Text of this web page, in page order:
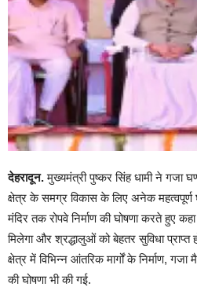
देहरादून.मुख्यमंत्री पुष्कर सिंह धामी ने गजा
क्षेत्र के समग्र विकास के लिए अनेक महत्वपूर्ण
मंदिर तक रोपवे निर्माण की घोषणा करते हुए
मिलेगा और श्रद्धालुओं को बेहतर सुविधा
क्षेत्र में विभिन्न आंतरिक मार्गों के निर्माण, गजा
की घोषणा भी की गई.